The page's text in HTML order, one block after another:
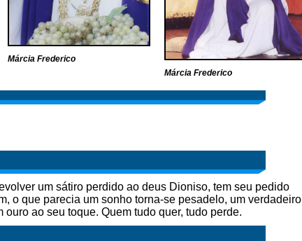
Márcia Frederico
Márcia Frederico
um sátiro perdido ao deus Dioniso, tem seu pedido
o que parecia um sonho torna-se pesadelo, um verdadeiro
ao seu toque. Quem tudo quer, tudo perde.